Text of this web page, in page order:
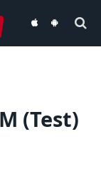
audiovisionaudiovision
(Test)